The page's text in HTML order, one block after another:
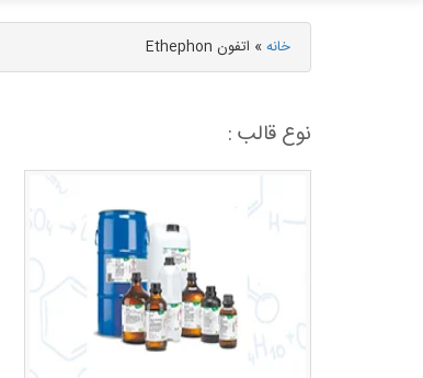
خانه» اتفون Ethephon
نوع قالب :